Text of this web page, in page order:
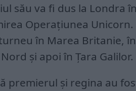
său va fi dus la Londra
Operațiunea Unicorn.
în Marea Britanie,
și apoi în Țara Galilor.
premierul și regina au